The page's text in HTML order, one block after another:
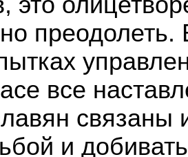
преодолеть.
все
связаны
и